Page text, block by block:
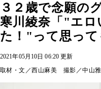
３２歳で念願の
寒川綾奈「"エロ
た！"って思って
2021年05月10日 06:20 更新
取材・文／西山麻美 撮影／中山